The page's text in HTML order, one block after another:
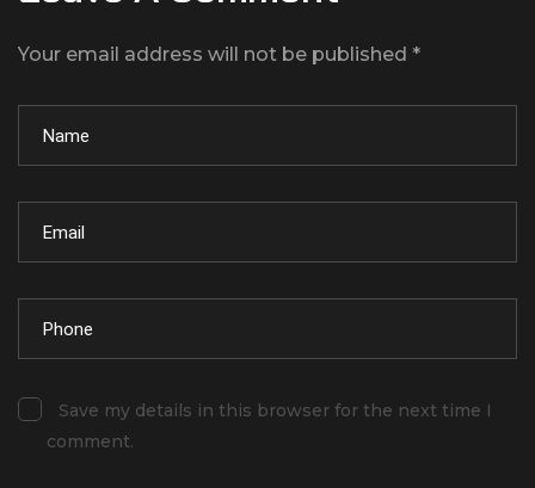
Your email address will not be published *
Save my details in this browser for the next time I
comment.